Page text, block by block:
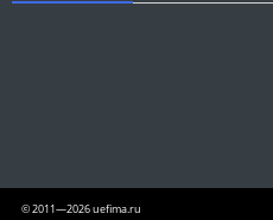
© 2011—2026 uefima.ru